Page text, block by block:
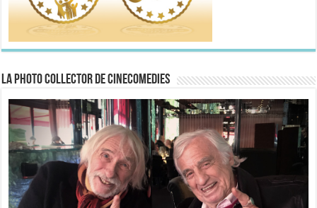
La Photo collector de CineComedies